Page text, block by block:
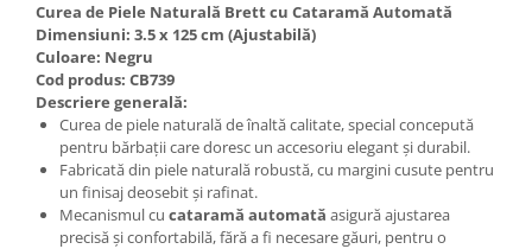
Curea de Piele Naturală Brett cu Cataramă Automată
Dimensiuni: 3.5 x 125 cm (Ajustabilă)
Culoare: Negru
Cod produs: CB739
Descriere generală:
Curea de piele naturală de înaltă calitate, special concepută
pentru bărbații care doresc un accesoriu elegant și durabil.
Fabricată din piele naturală robustă, cu margini cusute pentru
un finisaj deosebit și rafinat.
Mecanismul cu cataramă automată asigură ajustarea
precisă și confortabilă, fără a fi necesare găuri, pentru o